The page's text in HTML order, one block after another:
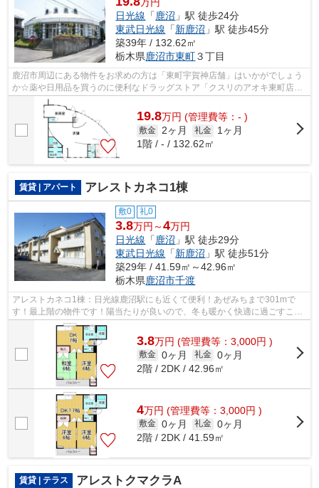
日光線 「 鹿沼 」駅 徒歩24分
東武日光線 「新鹿沼 」駅 徒歩45分
築39年 / 132.62㎡
栃木県鹿沼市東町３丁目
鹿沼市周辺にある物件をお求めの方は「東町宇賀神店舗」はいかがでしょう
か☆薬や日用品を買うのに便利なドラッグストア「クスリのアオキ東町店」
が、こちらの物件から444mのところにあ...
19.8万円 (管理費等：- )
敷金 2ヶ月 礼金
1ヶ月
1階 / - / 132.62㎡
賃貸 | アパート アレストカネコ1棟
敷0 礼0
3.8万円～4万円
日光線 「鹿沼 」駅 徒歩29分
東武日光線 「新鹿沼 」駅 徒歩51分
築29年 / 41.59㎡～42.96㎡
栃木県鹿沼市千渡
アレストカネコ1棟：日光線鹿沼駅にも近くて便利！あぜみちまで301mで
す！最上階の物件です！陽当たりが良いので、冬も暖かく快適に過ごすこと
ができます！エスケーホームへのご連絡は...
3.8万円 (管理費等：3,000円 )
敷金 0ヶ月 礼金 0ヶ月
2階 / 2DK / 42.96㎡
4万円 (管理費等：3,000円 )
敷金 0ヶ月 礼金 0ヶ月
2階 / 2DK / 41.59㎡
賃貸 | テラス アレストクマクラA